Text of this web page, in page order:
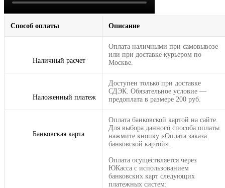
Способ оплаты Описание
Наличный расчет
Оплата наличными при самовывозе
или при доставке курьером по
Москве.
Наложенный платеж
Доступен только при доставке
СДЭК. Обязательное условие —
предоплата в размере 200 руб.
Банковская карта
Оплата банковской картой на сайте.
Для выбора данного способа оплаты
нажмите кнопку «Оплата заказа
банковской картой».
Оплата осуществляется через
ЮКасса с использованием
банковских карт следующих
платежных систем: